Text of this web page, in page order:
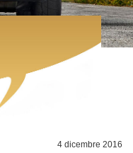
4 dicembre 2016